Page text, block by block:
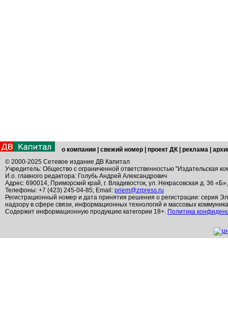
о компании свежий номер проект ДК реклама
© 2000-2025 Сетевое издание ДВ Капитал
Учредитель: Общество с ограниченной ответственностью "Издательская
И.о. главного редактора: Голубь Андрей Александрович
Адрес: 690014, Приморский край, г. Владивосток, ул. Некрасовская д. 36
Телефоны: +7 (423) 245-04-85; Email: priem@zrpress.ru
Регистрационный номер и дата принятия решения о регистрации: серия
надзору в сфере связи, информационных технологий и массовых
Содержит информационную продукцию категории 18+. Политика